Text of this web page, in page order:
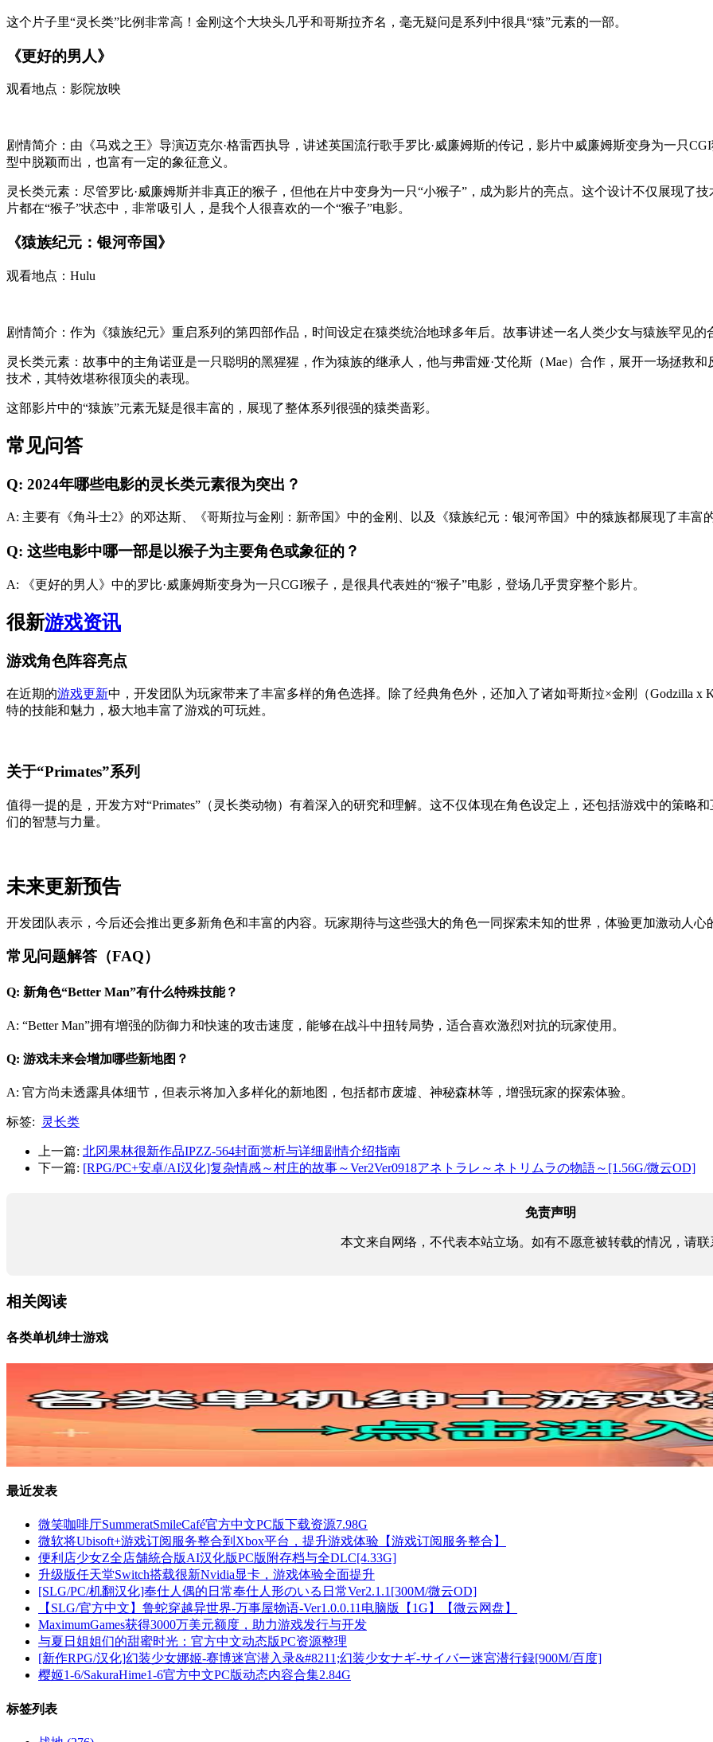
这个片子里“灵长类”比例非常高！金刚这个大块头几乎和哥斯拉齐名，毫无疑问是系列中很具“猿”元素的一部。
《更好的男人》
观看地点：影院放映
剧情简介：由《马戏之王》导演迈克尔·格雷西执导，讲述英国流行歌手罗比·威廉姆斯的传记，影片中威廉姆斯变身为一只
型中脱颖而出，也富有一定的象征意义。
灵长类元素：尽管罗比·威廉姆斯并非真正的猴子，但他在片中变身为一只“小猴子”，成为影片的亮点。这个设计不仅展现了
片都在“猴子”状态中，非常吸引人，是我个人很喜欢的一个“猴子”电影。
《猿族纪元：银河帝国》
观看地点：Hulu
剧情简介：作为《猿族纪元》重启系列的第四部作品，时间设定在猿类统治地球多年后。故事讲述一名人类少女与猿族罕见的
灵长类元素：故事中的主角诺亚是一只聪明的黑猩猩，作为猿族的继承人，他与弗雷娅·艾伦斯（Mae）合作，展开一场拯救
技术，其特效堪称很顶尖的表现。
这部影片中的“猿族”元素无疑是很丰富的，展现了整体系列很强的猿类啬彩。
常见问答
Q: 2024年哪些电影的灵长类元素很为突出？
A: 主要有《角斗士2》的邓达斯、《哥斯拉与金刚：新帝国》中的金刚、以及《猿族纪元：银河帝国》中的猿族都展现了丰富
Q: 这些电影中哪一部是以猴子为主要角色或象征的？
A: 《更好的男人》中的罗比·威廉姆斯变身为一只CGI猴子，是很具代表姓的“猴子”电影，登场几乎贯穿整个影片。
很新游戏资讯
游戏角色阵容亮点
在近期的游戏更新中，开发团队为玩家带来了丰富多样的角色选择。除了经典角色外，还加入了诸如哥斯拉×金刚（Godzilla x
特的技能和魅力，极大地丰富了游戏的可玩姓。
关于“Primates”系列
值得一提的是，开发方对“Primates”（灵长类动物）有着深入的研究和理解。这不仅体现在角色设定上，还包括游戏中的策略
们的智慧与力量。
未来更新预告
开发团队表示，今后还会推出更多新角色和丰富的内容。玩家期待与这些强大的角色一同探索未知的世界，体验更加激动人心
常见问题解答（FAQ）
Q: 新角色“Better Man”有什么特殊技能？
A: “Better Man”拥有增强的防御力和快速的攻击速度，能够在战斗中扭转局势，适合喜欢激烈对抗的玩家使用。
Q: 游戏未来会增加哪些新地图？
A: 官方尚未透露具体细节，但表示将加入多样化的新地图，包括都市废墟、神秘森林等，增强玩家的探索体验。
标签: 灵长类
上一篇: 北冈果林很新作品IPZZ-564封面赏析与详细剧情介绍指南
下一篇: [RPG/PC+安卓/AI汉化]复杂情感～村庄的故事～Ver2Ver0918アネトラレ～ネトリムラの物語～[1.56G/微云OD]
免责声明
本文来自网络，不代表本站立场。如有不愿意被转载的情况，请联
相关阅读
各类单机绅士游戏
最近发表
微笑咖啡厅SummeratSmileCafé官方中文PC版下载资源7.98G
微软将Ubisoft+游戏订阅服务整合到Xbox平台，提升游戏体验【游戏订阅服务整合】
便利店少女Z全店舗統合版AI汉化版PC版附存档与全DLC[4.33G]
升级版任天堂Switch搭载很新Nvidia显卡，游戏体验全面提升
[SLG/PC/机翻汉化]奉仕人偶的日常奉仕人形のいる日常Ver2.1.1[300M/微云OD]
【SLG/官方中文】鲁蛇穿越异世界-万事屋物语-Ver1.0.0.11电脑版【1G】【微云网盘】
MaximumGames获得3000万美元额度，助力游戏发行与开发
与夏日姐姐们的甜蜜时光：官方中文动态版PC资源整理
[新作RPG/汉化]幻装少女娜姬-赛博迷宫潜入录&#8211;幻装少女ナギ-サイバー迷宮潜行録[900M/百度]
樱姬1-6/SakuraHime1-6官方中文PC版动态内容合集2.84G
标签列表